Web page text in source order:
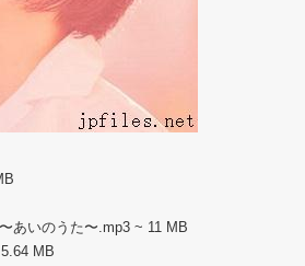
あいのうた〜.mp3 ~ 11 MB
MB